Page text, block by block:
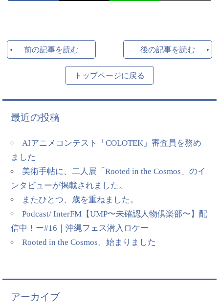
前の記事を読む 後の記事を読む
トップページに戻る
最近の投稿
AIアニメコンテスト「COLOTEK」審査員を務め
ました
美術手帖に、二人展「Rooted in the Cosmos」のイ
ンタビューが掲載されました。
またひとつ、歳を重ねました。
Podcast/ InterFM【UMP〜未確認人物倶楽部〜】配
信中！ー#16｜沖縄フェス潜入ロケー
Rooted in the Cosmos、始まりました
アーカイブ